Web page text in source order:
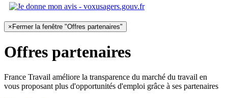
× Fermer la fenêtre "Offres partenaires"
Offres partenaires
France Travail améliore la transparence du marché du travail en
vous proposant plus d'opportunités d'emploi grâce à ses partenaires